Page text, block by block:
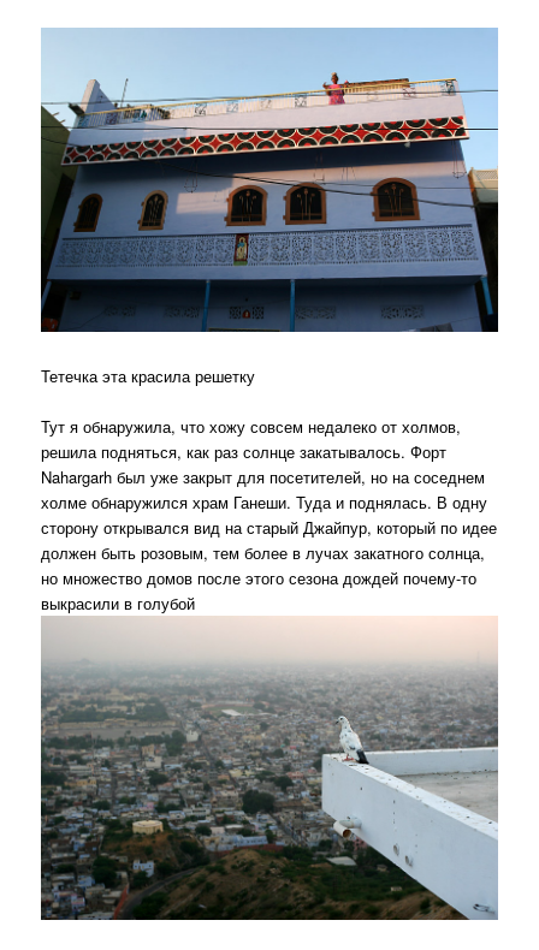
Тетечка эта красила решетку
Тут я обнаружила, что хожу совсем недалеко от холмов,
решила подняться, как раз солнце закатывалось. Форт
Nahargarh был уже закрыт для посетителей, но на соседнем
холме обнаружился храм Ганеши. Туда и поднялась. В одну
сторону открывался вид на старый Джайпур, который по идее
должен быть розовым, тем более в лучах закатного солнца,
но множество домов после этого сезона дождей почему-то
выкрасили в голубой